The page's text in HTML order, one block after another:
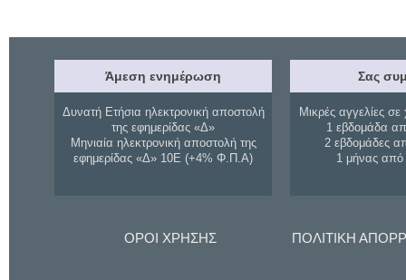
Άμεση ενημέρωση
Δυνατή Ετήσια ηλεκτρονική αποστολή
της εφημερίδας «Δ»
Μηνιαία ηλεκτρονική αποστολή της
εφημερίδας «Δ» 10Ε (+4% Φ.Π.Α)
Σας
Μικρές αγγελίες σε
1 εβδομάδα
2 εβδομάδες
1 μήνας
ΟΡΟΙ ΧΡΗΣΗΣ ΠΟΛΙΤΙΚΗ